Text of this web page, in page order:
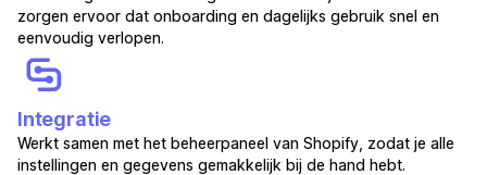
zorgen ervoor dat onboarding en dagelijks gebruik snel en
eenvoudig verlopen.
Integratie
Werkt samen met het beheerpaneel van Shopify, zodat je alle
instellingen en gegevens gemakkelijk bij de hand hebt.